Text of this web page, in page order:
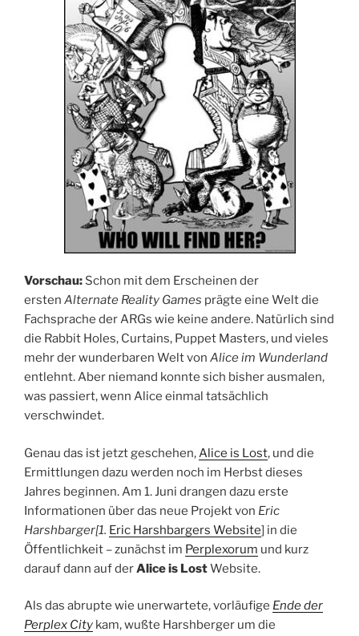
Vorschau: Schon mit dem Erscheinen der
ersten Alternate Reality Games prägte eine Welt die
Fachsprache der ARGs wie keine andere. Natürlich sind
die Rabbit Holes, Curtains, Puppet Masters, und vieles
mehr der wunderbaren Welt von Alice im Wunderland
entlehnt. Aber niemand konnte sich bisher ausmalen,
was passiert, wenn Alice einmal tatsächlich
verschwindet.
Genau das ist jetzt geschehen,Alice is Lost, und die
Ermittlungen dazu werden noch im Herbst dieses
Jahres beginnen. Am 1. Juni drangen dazu erste
Informationen über das neue Projekt von Eric
Harshbarger[1. Eric Harshbargers Website] in die
Öffentlichkeit – zunächst im Perplexorum und kurz
darauf dann auf derAlice is LostWebsite.
Als das abrupte wie unerwartete, vorläufige Ende der
Perplex City kam, wußte Harshberger um die